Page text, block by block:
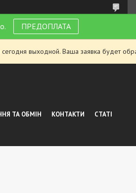
ПРЕДОПЛАТА
выходной. Ваша заявка будет
ТА ОБМІН КОНТАКТИ СТАТІ